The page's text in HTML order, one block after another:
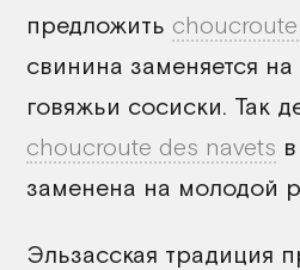
предложить
свинина заменяется
говяжьи сосиски. Так
choucroute des navets
заменена на молодой
Эльзасская традиция